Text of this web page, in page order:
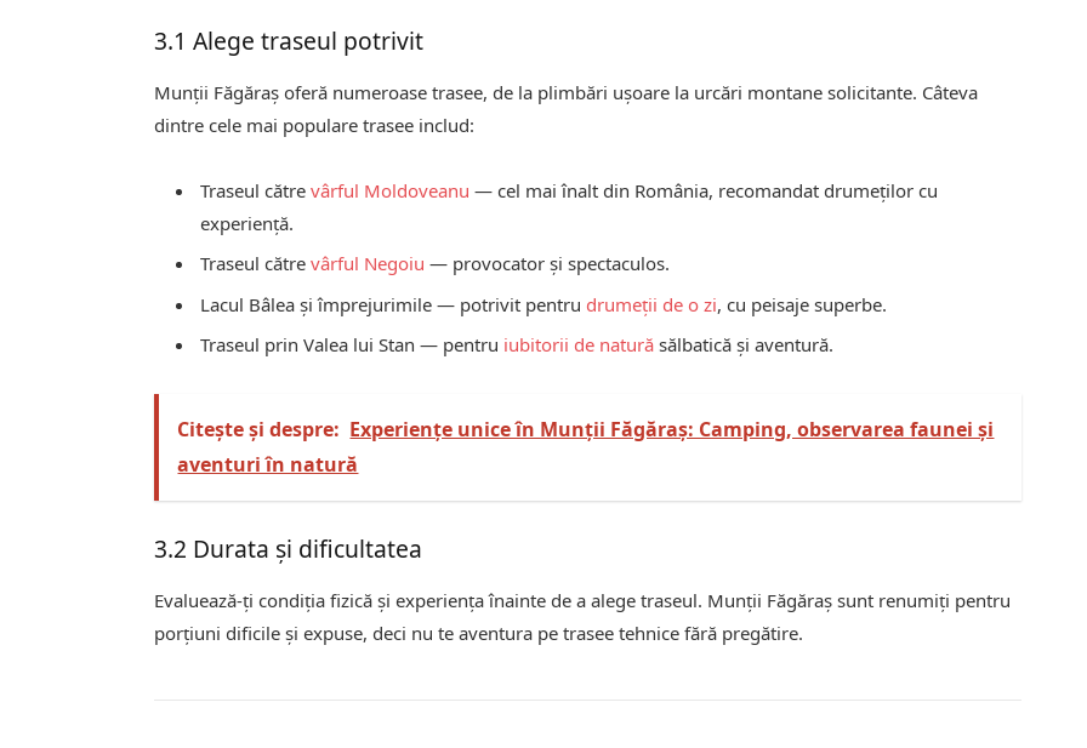
3.1 Alege traseul potrivit
Munții Făgăraș oferă numeroase trasee, de la plimbări ușoare la urcări montane solicitante. Câteva
dintre cele mai populare trasee includ:
Traseul cătrevârful Moldoveanu — cel mai înalt din România, recomandat drumeților cu
experiență.
Traseul cătrevârful Negoiu — provocator și spectaculos.
Lacul Bâlea și împrejurimile — potrivit pentru drumeții de o zi, cu peisaje superbe.
Traseul prin Valea lui Stan — pentru iubitorii de natură sălbatică și aventură.
Citește și despre: Experiențe unice în Munții Făgăraș: Camping, observarea faunei și
aventuri în natură
3.2 Durata și dificultatea
Evaluează-ți condiția fizică și experiența înainte de a alege traseul. Munții Făgăraș sunt renumiți pentru
porțiuni dificile și expuse, deci nu te aventura pe trasee tehnice fără pregătire.